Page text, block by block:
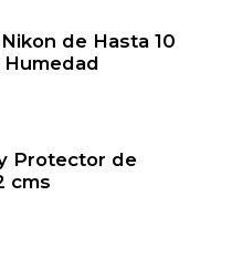
de Hasta 10
Humedad
Protector de
cms